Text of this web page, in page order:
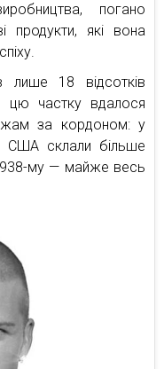
погано
продукти, які вона
18 відсотків
цю частку вдалося
за кордоном: у
США склали більше
му — майже весь